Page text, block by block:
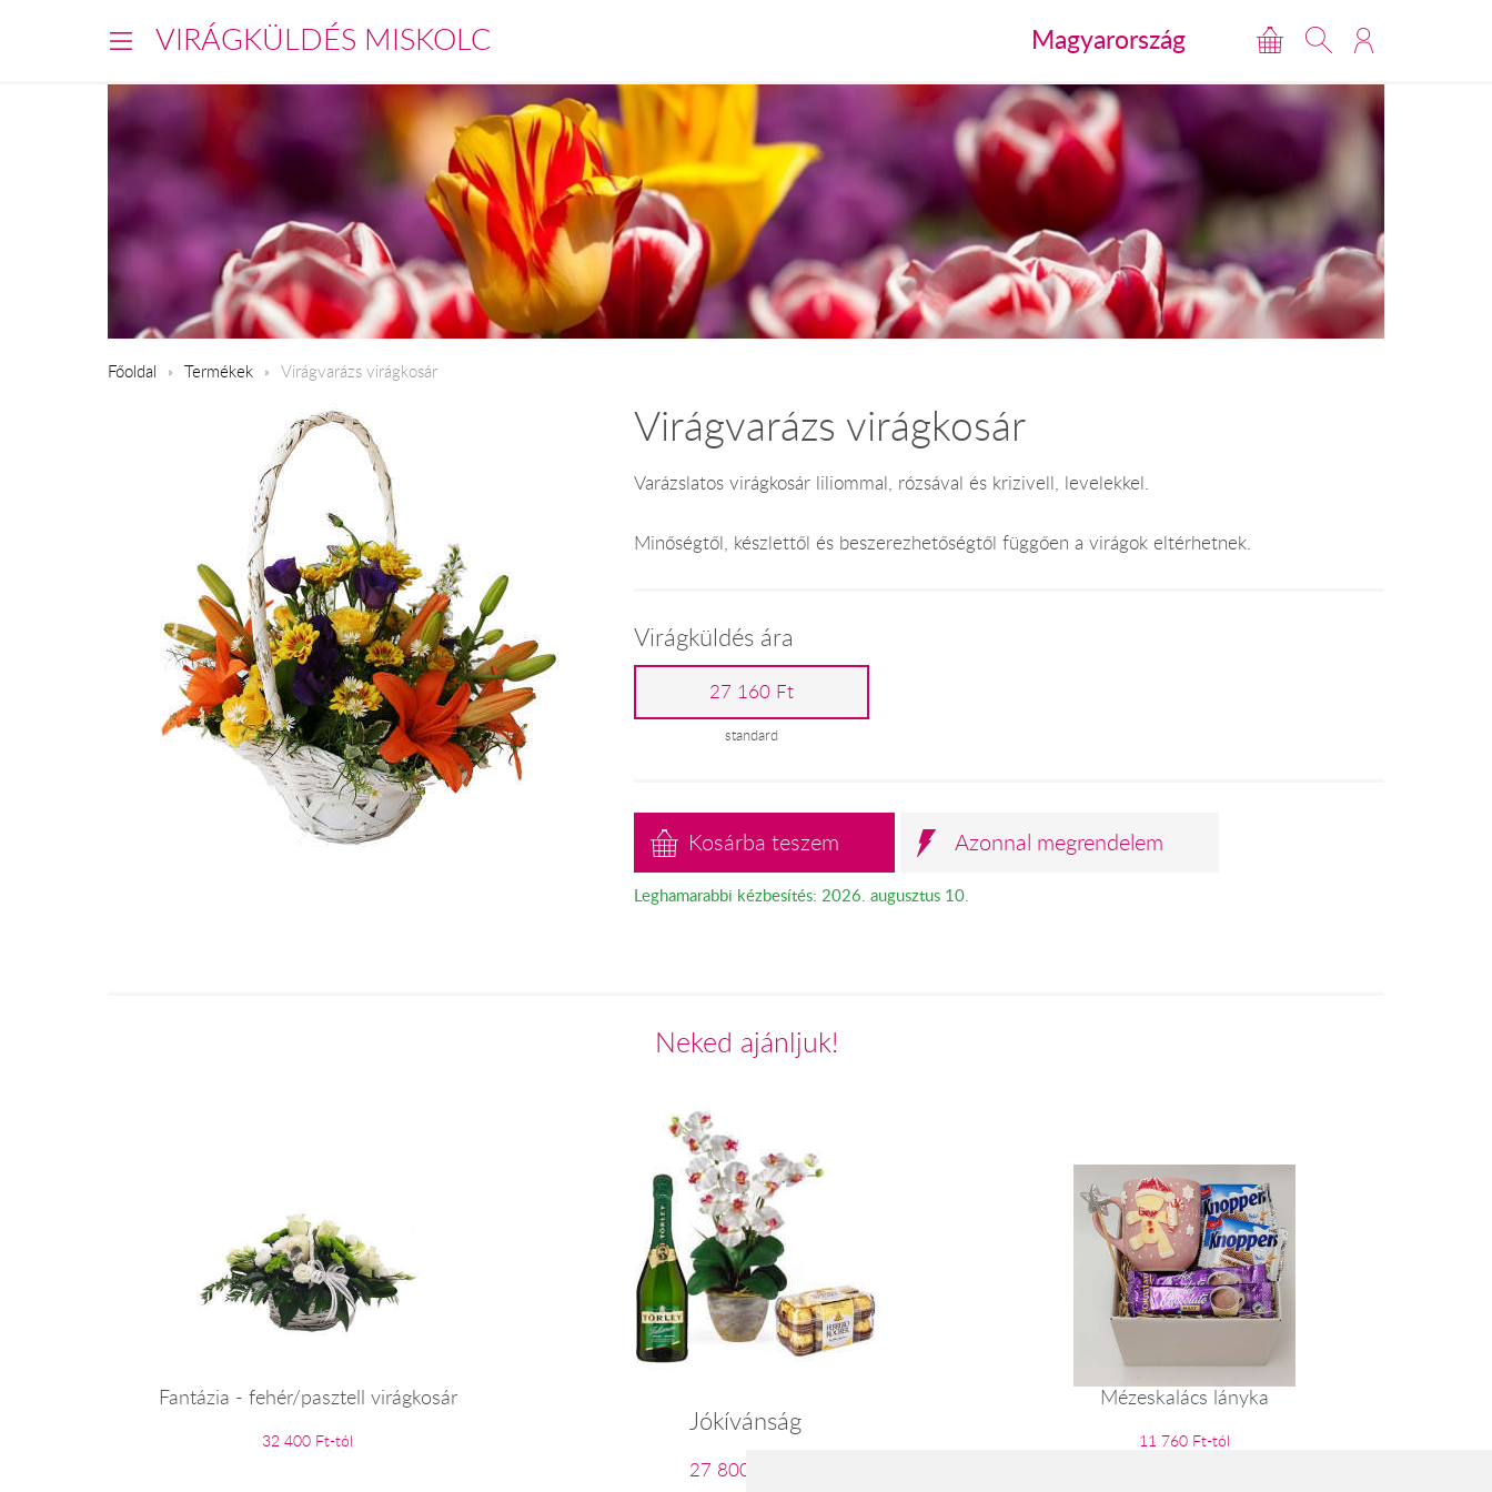
VIRÁGKÜLDÉS MISKOLC Magyarország
Főoldal Termékek Virágvarázs virágkosár
Virágvarázs virágkosár
Varázslatos virágkosár liliommal, rózsával és krizivell, levelekkel.
Minőségtől, készlettől és beszerezhetőségtől függően a virágok eltérhetnek.
Virágküldés ára
27 160 Ft
standard
Kosárba teszem Azonnal megrendelem
Leghamarabbi kézbesítés: 2026. augusztus 10.
Neked ajánljuk!
Fantázia - fehér/pasztell virágkosár
32 400 Ft-tól
Jókívánság
27 800 Ft-tól
Mézeskalács lányka
11 760 Ft-tól